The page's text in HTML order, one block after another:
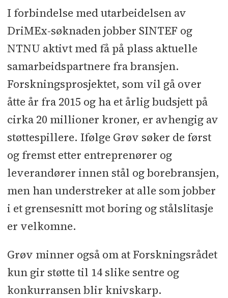
I forbindelse med utarbeidelsen av
DriMEx-søknaden jobber SINTEF og
NTNU aktivt med få på plass aktuelle
samarbeidspartnere fra bransjen.
Forskningsprosjektet, som vil gå over
åtte år fra 2015 og ha et årlig budsjett på
cirka 20 millioner kroner, er avhengig av
støttespillere. Ifølge Grøv søker de først
og fremst etter entreprenører og
leverandører innen stål og borebransjen,
men han understreker at alle som jobber
i et grensesnitt mot boring og stålslitasje
er velkomne.
Grøv minner også om at Forskningsrådet
kun gir støtte til 14 slike sentre og
konkurransen blir knivskarp.